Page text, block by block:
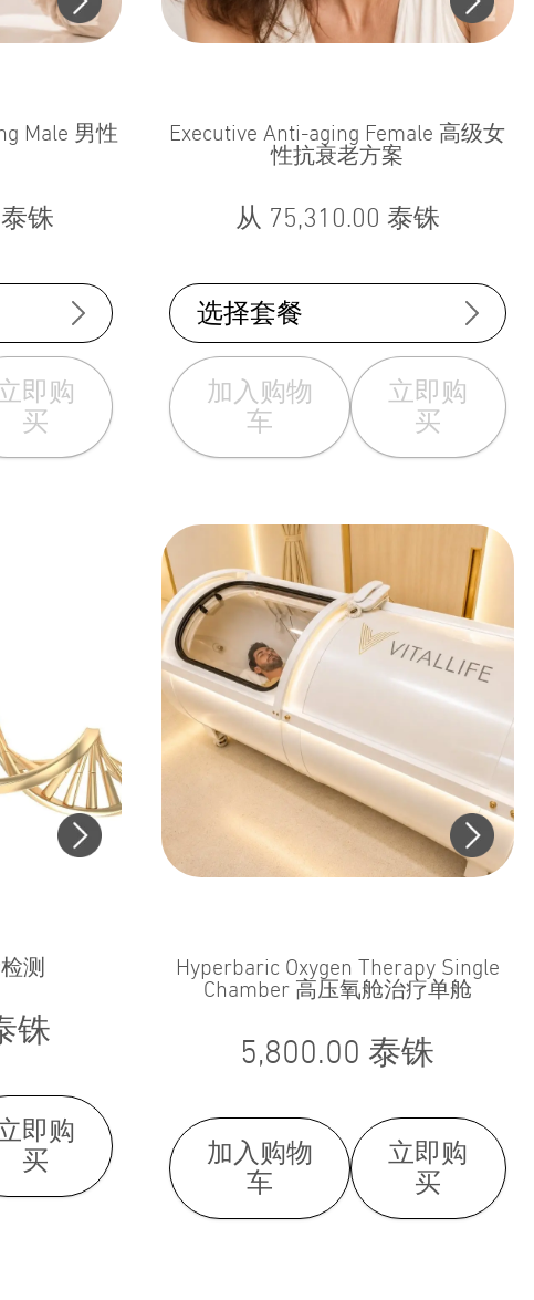
Male 男性
泰铢
即购
买
Executive Anti-aging Female 高级女
性抗衰老方案
从 75,310.00 泰铢
选择套餐
加入购物
车
立即购
买
测
铢
即购
买
Hyperbaric Oxygen Therapy Single
Chamber 高压氧舱治疗单舱
5,800.00 泰铢
加入购物
车
立即购
买